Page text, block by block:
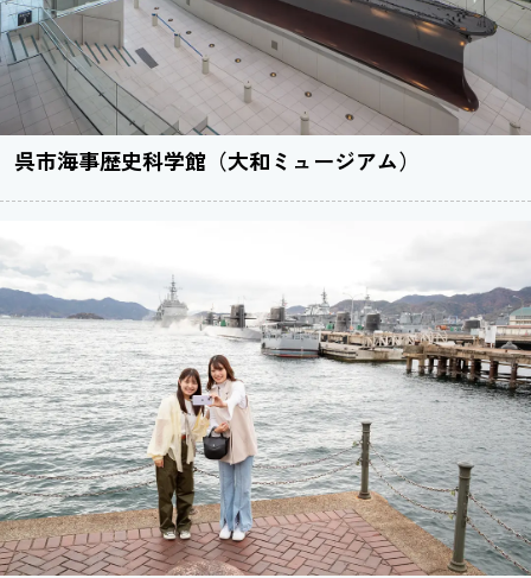
呉市海事歴史科学館（大和ミュージアム）